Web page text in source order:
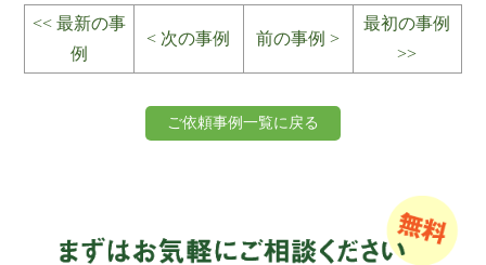
<< 最新の事
例
< 次の事例 前の事例 >
最初の事例
>>
ご依頼事例一覧に戻る